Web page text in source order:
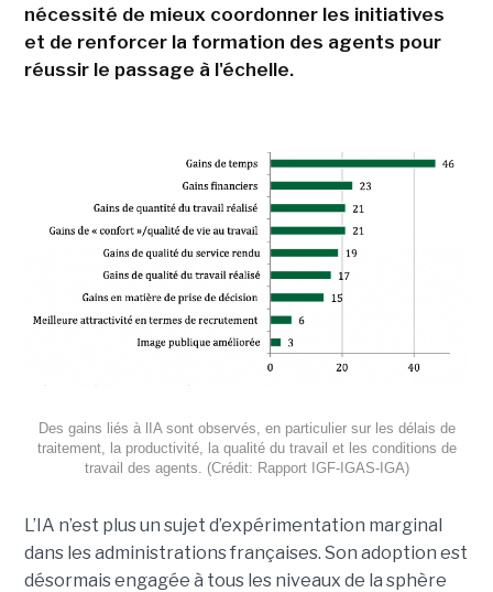
nécessité de mieux coordonner les initiatives
et de renforcer la formation des agents pour
réussir le passage à l'échelle.
Des gains liés à lIA sont observés, en particulier sur les délais de
traitement, la productivité, la qualité du travail et les conditions de
travail des agents. (Crédit: Rapport IGF-IGAS-IGA)
L’IA n’est plus un sujet d’expérimentation marginal
dans les administrations françaises. Son adoption est
désormais engagée à tous les niveaux de la sphère